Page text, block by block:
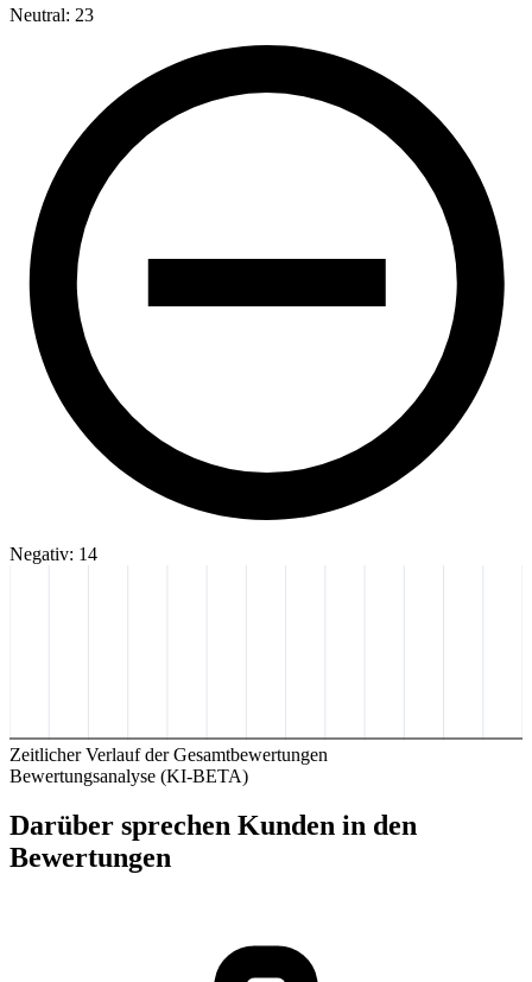
Neutral: 23
Negativ: 14
Zeitlicher Verlauf der Gesamtbewertungen
Bewertungsanalyse (KI-BETA)
Darüber sprechen Kunden in den
Bewertungen